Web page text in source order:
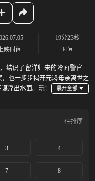
映时间
19分23秒
时间
结识了留洋归来的冷面警官元
也一步步揭开元鸿母亲离世之
浮出水面。玩世
排序
3 4
7 8